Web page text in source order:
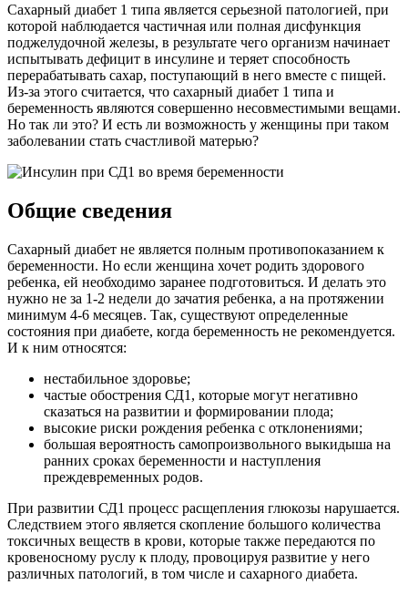
Сахарный диабет 1 типа является серьезной патологией, при
которой наблюдается частичная или полная дисфункция
поджелудочной железы, в результате чего организм начинает
испытывать дефицит в инсулине и теряет способность
перерабатывать сахар, поступающий в него вместе с пищей.
Из-за этого считается, что сахарный диабет 1 типа и
беременность являются совершенно несовместимыми вещами.
Но так ли это? И есть ли возможность у женщины при таком
заболевании стать счастливой матерью?
Общие сведения
Сахарный диабет не является полным противопоказанием к
беременности. Но если женщина хочет родить здорового
ребенка, ей необходимо заранее подготовиться. И делать это
нужно не за 1-2 недели до зачатия ребенка, а на протяжении
минимум 4-6 месяцев. Так, существуют определенные
состояния при диабете, когда беременность не рекомендуется.
И к ним относятся:
нестабильное здоровье;
частые обострения СД1, которые могут негативно
сказаться на развитии и формировании плода;
высокие риски рождения ребенка с отклонениями;
большая вероятность самопроизвольного выкидыша на
ранних сроках беременности и наступления
преждевременных родов.
При развитии СД1 процесс расщепления глюкозы нарушается.
Следствием этого является скопление большого количества
токсичных веществ в крови, которые также передаются по
кровеносному руслу к плоду, провоцируя развитие у него
различных патологий, в том числе и сахарного диабета.